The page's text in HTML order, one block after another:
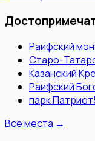
Раифский
Старо-
Казанский
Раифский
парк Патриот
Все места →